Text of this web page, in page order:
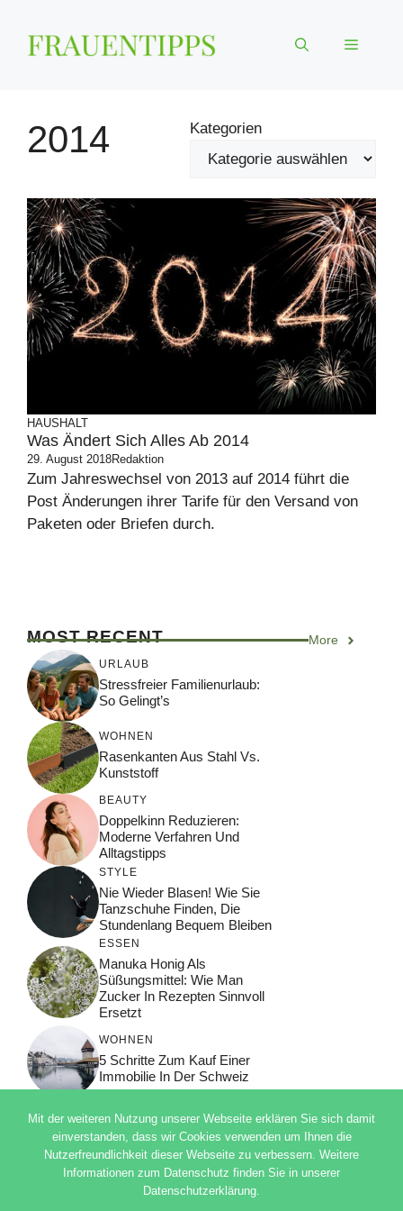
Inhalt
springen
Menü
2014 Kategorien
HAUSHALT
Was Ändert Sich Alles Ab 2014
29. August 2018Redaktion
Zum Jahreswechsel von 2013 auf 2014 führt die
Post Änderungen ihrer Tarife für den Versand von
Paketen oder Briefen durch.
MOST RECENT More
URLAUB
Stressfreier Familienurlaub:
So Gelingt’s
WOHNEN
Rasenkanten Aus Stahl Vs.
Kunststoff
BEAUTY
Doppelkinn Reduzieren:
Moderne Verfahren Und
Alltagstipps
STYLE
Nie Wieder Blasen! Wie Sie
Tanzschuhe Finden, Die
Stundenlang Bequem Bleiben
ESSEN
Manuka Honig Als
Süßungsmittel: Wie Man
Zucker In Rezepten Sinnvoll
Ersetzt
WOHNEN
5 Schritte Zum Kauf Einer
Immobilie In Der Schweiz
© 2026 ADSIMPLE
DATENSCHUTZERKLÄRUNG
Mit der weiteren Nutzung unserer Webseite erklären Sie sich damit
einverstanden, dass wir Cookies verwenden um Ihnen die
Nutzerfreundlichkeit dieser Webseite zu verbessern. Weitere
Informationen zum Datenschutz finden Sie in unserer
Datenschutzerklärung.